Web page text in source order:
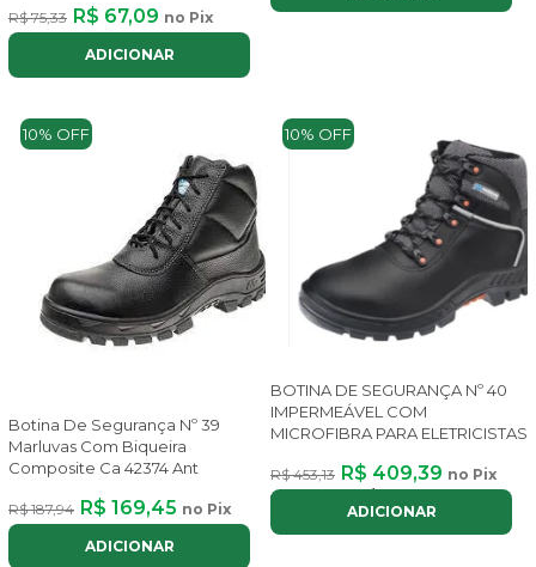
R$ 75,33 R$ 67,09 no Pix
ADICIONAR
10% OFF
Botina De Segurança Nº 39
Marluvas Com Biqueira
Composite Ca 42374 Ant
R$ 187,94 R$ 169,45 no Pix
ADICIONAR
10% OFF
BOTINA DE SEGURANÇA Nº 40
IMPERMEÁVEL COM
MICROFIBRA PARA ELETRICISTAS
R$ 453,13 R$ 409,39 no Pix
ou até
ADICIONAR